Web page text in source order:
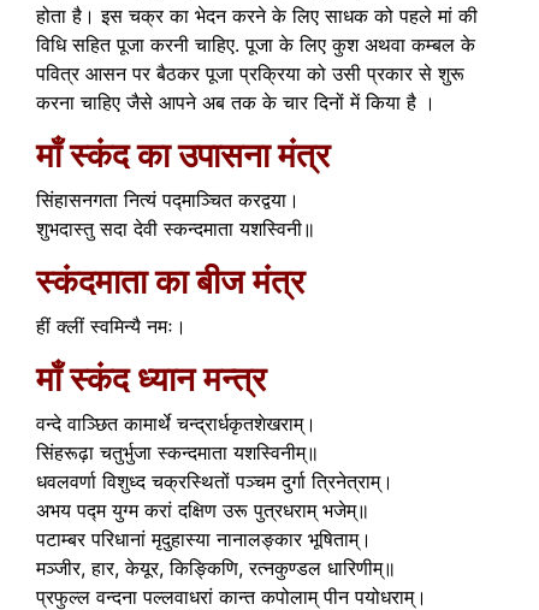
होता है। इस चक्र का भेदन करने के लिए साधक को पहले मां की
विधि सहित पूजा करनी चाहिए. पूजा के लिए कुश अथवा कम्बल के
पवित्र आसन पर बैठकर पूजा प्रक्रिया को उसी प्रकार से शुरू
करना चाहिए जैसे आपने अब तक के चार दिनों में किया है ।
माँ स्कंद का उपासना मंत्र
सिंहासनगता नित्यं पद्माञ्चित करद्वया।
शुभदास्तु सदा देवी स्कन्दमाता यशस्विनी॥
स्कंदमाता का बीज मंत्र
हीं क्लीं स्वमिन्यै नमः।
माँ स्कंद ध्यान मन्त्र
वन्दे वाञ्छित कामार्थे चन्द्रार्धकृतशेखराम्।
सिंहरूढ़ा चतुर्भुजा स्कन्दमाता यशस्विनीम्॥
धवलवर्णा विशुध्द चक्रस्थितों पञ्चम दुर्गा त्रिनेत्राम्।
अभय पद्म युग्म करां दक्षिण उरू पुत्रधराम् भजेम्॥
पटाम्बर परिधानां मृदुहास्या नानालङ्कार भूषिताम्।
मञ्जीर, हार, केयूर, किङ्किणि, रत्नकुण्डल धारिणीम्॥
प्रफुल्ल वन्दना पल्लवाधरां कान्त कपोलाम् पीन पयोधराम्।